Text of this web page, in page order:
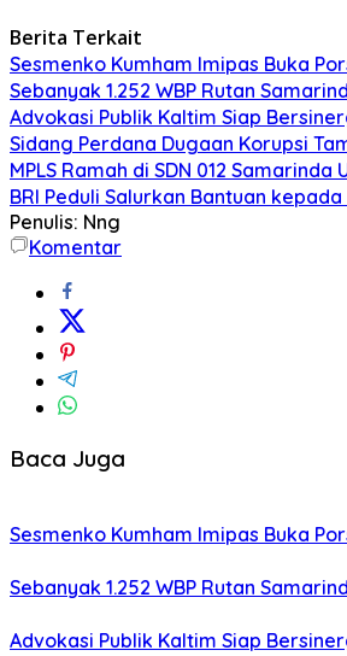
Berita Terkait
Sesmenko Kumham Imipas Buka
Sebanyak 1.252 WBP Rutan
Advokasi Publik Kaltim Siap
Sidang Perdana Dugaan Korupsi
MPLS Ramah di SDN 012
BRI Peduli Salurkan Bantuan
Penulis: Nng
Komentar
Baca Juga
Sesmenko Kumham Imipas Buka
Sebanyak 1.252 WBP Rutan
Advokasi Publik Kaltim Siap